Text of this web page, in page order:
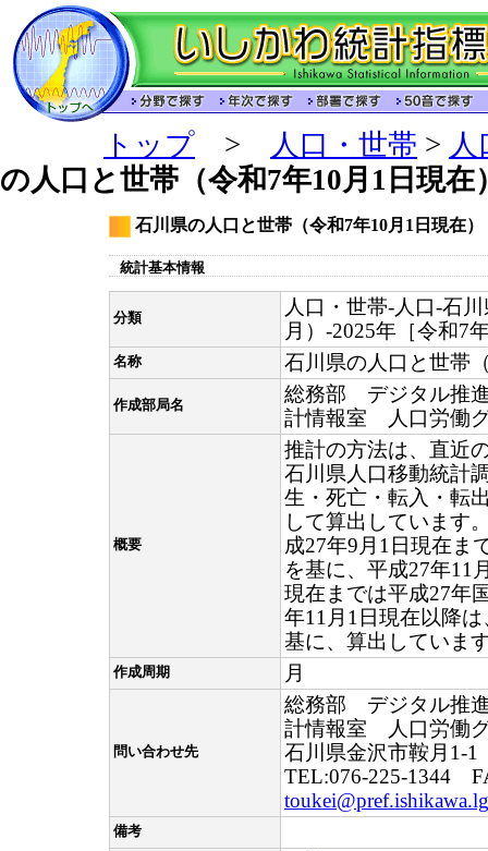
トップ > 人口・世帯 > 人
の人口と世帯（令和7年10月1日現在
石川県の人口と世帯（令和7年10月1日現在）
統計基本情報
分類
人口・世帯-人口-石
月）-2025年［令和7
名称 石川県の人口と世帯
作成部局名
総務部 デジタル推
計情報室 人口労働
概要
推計の方法は、直近
石川県人口移動統計
生・死亡・転入・転
して算出しています
成27年9月1日現在ま
を基に、平成27年11
現在までは平成27年
年11月1日現在以降
基に、算出していま
作成周期 月
問い合わせ先
総務部 デジタル推
計情報室 人口労働
石川県金沢市鞍月1-1
TEL:076-225-1344
備考